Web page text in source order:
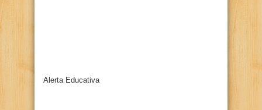
Alerta Educativa